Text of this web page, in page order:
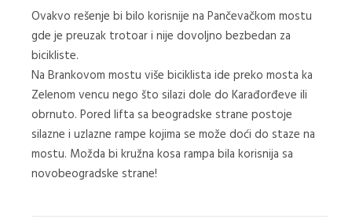
Ovakvo rešenje bi bilo korisnije na Pančevačkom mostu
gde je preuzak trotoar i nije dovoljno bezbedan za
bicikliste.
Na Brankovom mostu više biciklista ide preko mosta ka
Zelenom vencu nego što silazi dole do Karađorđeve ili
obrnuto. Pored lifta sa beogradske strane postoje
silazne i uzlazne rampe kojima se može doći do staze na
mostu. Možda bi kružna kosa rampa bila korisnija sa
novobeogradske strane!